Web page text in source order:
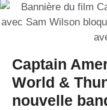
Captain
World &
nouvelle